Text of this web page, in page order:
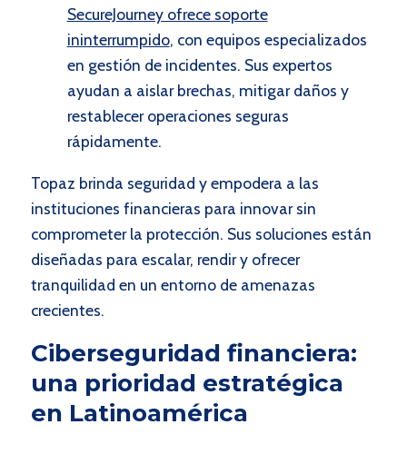
SecureJourney ofrece soporte
ininterrumpido, con equipos especializados
en gestión de incidentes. Sus expertos
ayudan a aislar brechas, mitigar daños y
restablecer operaciones seguras
rápidamente.
Topaz brinda seguridad y empodera a las
instituciones financieras para innovar sin
comprometer la protección. Sus soluciones están
diseñadas para escalar, rendir y ofrecer
tranquilidad en un entorno de amenazas
crecientes.
Ciberseguridad financiera:
una prioridad estratégica
en Latinoamérica